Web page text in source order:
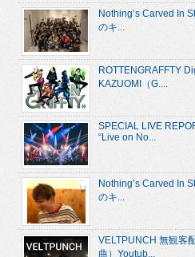
Nothing’s Carved In
のキ...
ROTTENGRAFFTY
KAZUOMI（G....
SPECIAL LIVE
“Live on No...
Nothing’s Carved In
のキ...
VELTPUNCH 無観客
曲）Youtub...